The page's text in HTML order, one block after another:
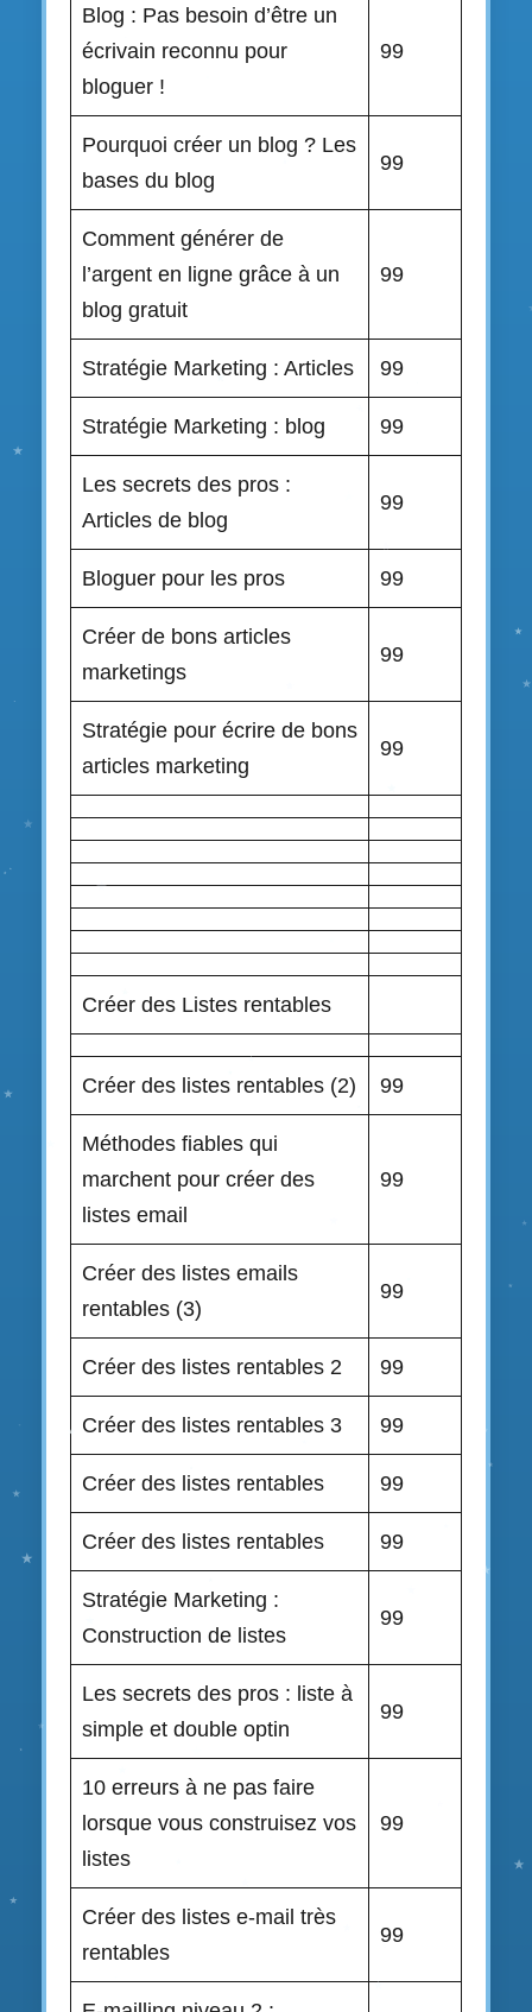
Blog : Pas besoin d’être un
écrivain reconnu pour
bloguer !
99
Pourquoi créer un blog ? Les
bases du blog
99
Comment générer de
l’argent en ligne grâce à un
blog gratuit
99
Stratégie Marketing : Articles 99
Stratégie Marketing : blog 99
Les secrets des pros :
Articles de blog
99
Bloguer pour les pros 99
Créer de bons articles
marketings
99
Stratégie pour écrire de bons
articles marketing
99
Créer des Listes rentables
Créer des listes rentables (2) 99
Méthodes fiables qui
marchent pour créer des
listes email
99
Créer des listes emails
rentables (3)
99
Créer des listes rentables 2 99
Créer des listes rentables 3 99
Créer des listes rentables 99
Créer des listes rentables 99
Stratégie Marketing :
Construction de listes
99
Les secrets des pros : liste à
simple et double optin
99
10 erreurs à ne pas faire
lorsque vous construisez vos
listes
99
Créer des listes e-mail très
rentables
99